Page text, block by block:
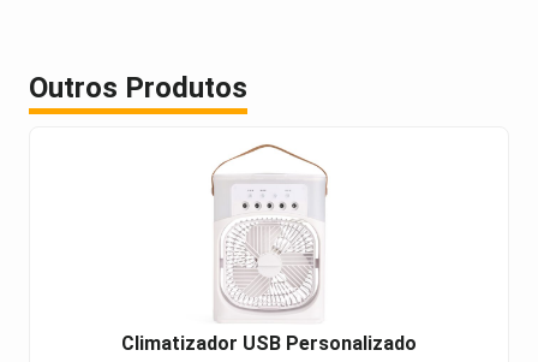
Outros Produtos
Climatizador USB Personalizado